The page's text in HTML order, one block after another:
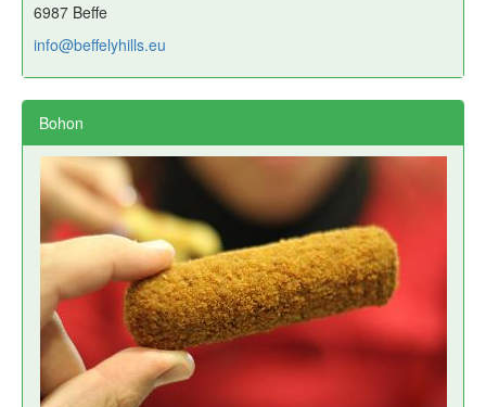
6987 Beffe
info@beffelyhills.eu
Bohon